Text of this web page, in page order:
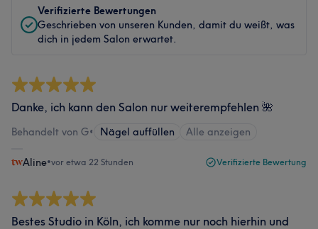
Verifizierte Bewertungen
Geschrieben von unseren Kunden, damit du weißt, was
dich in jedem Salon erwartet.
Danke, ich kann den Salon nur weiterempfehlen 🌺
Behandelt von G• Nägel auffüllen Alle anzeigen
Aline•vor etwa 22 Stunden Verifizierte Bewertung
Bestes Studio in Köln, ich komme nur noch hierhin und